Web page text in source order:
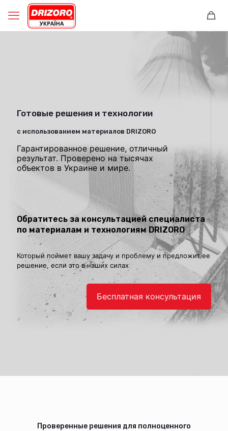
Готовые решения и технологии
с использованием материалов DRIZORO
Гарантированное решение, отличный
результат. Проверено на тысячах
объектов в Украине и мире.
Обратитесь за консультацией специалиста
по материалам и технологиям DRIZORO
Который поймет вашу задачу и проблему и предложит ее
решение, если это в наших силах
Бесплатная консультация
Проверенные решения для полноценного